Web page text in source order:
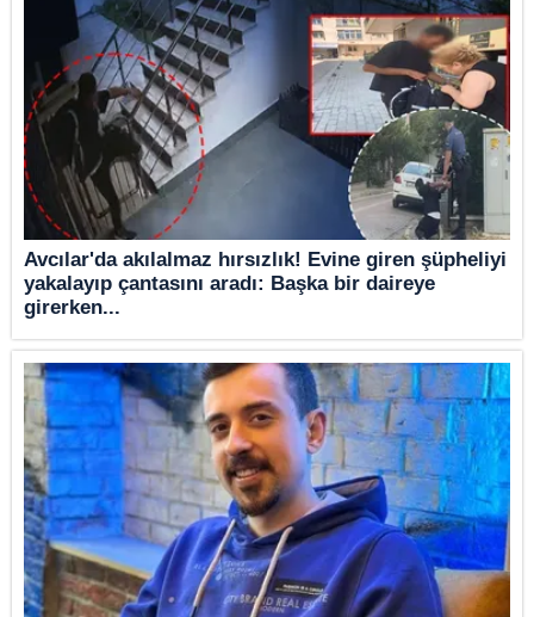
Avcılar'da akılalmaz hırsızlık! Evine giren şüpheliyi
yakalayıp çantasını aradı: Başka bir daireye
girerken...